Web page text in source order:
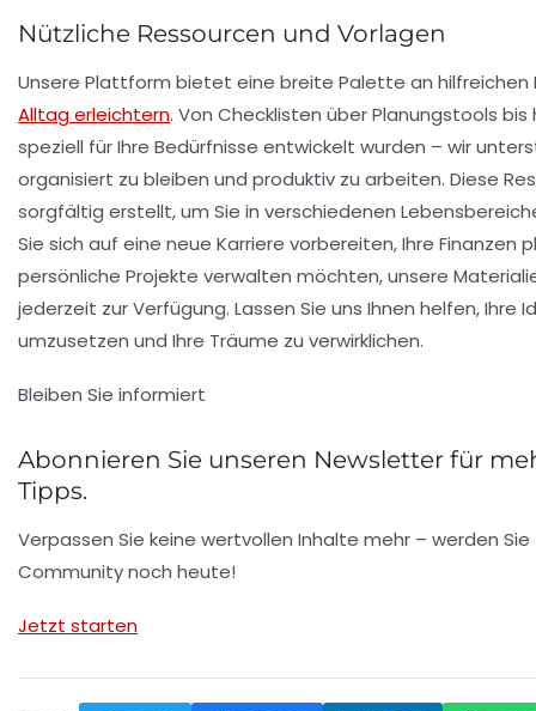
Nützliche Ressourcen und Vorlagen
Unsere Plattform bietet eine breite Palette an hilfreichen
Alltag erleichtern. Von Checklisten über Planungstools bis
speziell für Ihre Bedürfnisse entwickelt wurden – wir
organisiert zu bleiben und produktiv zu arbeiten. Diese
sorgfältig erstellt, um Sie in verschiedenen
Sie sich auf eine neue Karriere vorbereiten, Ihre Finanzen
persönliche Projekte verwalten möchten, unsere
jederzeit zur Verfügung. Lassen Sie uns Ihnen helfen, Ihre
umzusetzen und Ihre Träume zu verwirklichen.
Bleiben Sie informiert
Abonnieren Sie unseren Newsletter für
Tipps.
Verpassen Sie keine wertvollen Inhalte mehr – werden Sie
Community noch heute!
Jetzt starten